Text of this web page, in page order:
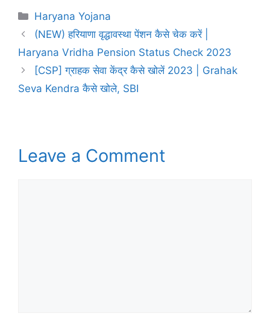
Categories
Haryana Yojana
(NEW) हरियाणा वृद्धावस्था पेंशन कैसे चेक करें |
Haryana Vridha Pension Status Check 2023
[CSP] ग्राहक सेवा केंद्र कैसे खोलें 2023 | Grahak
Seva Kendra कैसे खोले, SBI
Leave a Comment